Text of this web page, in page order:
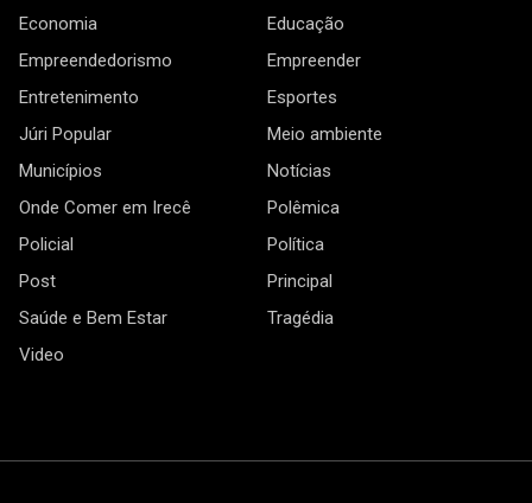
Economia
Educação
Empreendedorismo
Empreender
Entretenimento
Esportes
Júri Popular
Meio ambiente
Municípios
Notícias
Onde Comer em Irecê
Polêmica
Policial
Política
Post
Principal
Saúde e Bem Estar
Tragédia
Video